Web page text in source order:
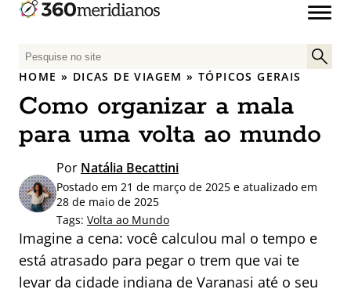
P
e
q
u
i
a
r
o
r
:
HOME » DICAS DE VIAGEM »TÓPICOS GERAIS
Como organizar a mala
para uma volta ao mundo
Por Natália Becattini
Postado em 21 de março de 2025 e atualizado em
28 de maio de 2025
Tags: Volta ao Mundo
Imagine a cena: você calculou mal o tempo e
está atrasado para pegar o trem que vai te
levar da cidade indiana de Varanasi até o seu